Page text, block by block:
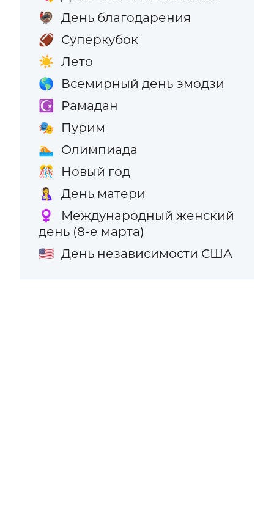
🦃 День благодарения
🏈 Суперкубок
☀️ Лето
🌎 Всемирный день эмодзи
☪️ Рамадан
🎭 Пурим
🏊 Олимпиада
🎊 Новый год
🤱 День матери
♀️
Международный женский
день (8-е марта)
🇺🇸 День независимости США